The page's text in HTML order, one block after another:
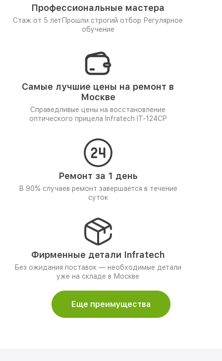
Профессиональные мастера
Стаж от 5 лет Прошли строгий отбор Регулярное
обучение
Самые лучшие цены на ремонт в
Москве
Справедливые цены на восстановление
оптического прицела Infratech IT-124CP
Ремонт за 1 день
В 90% случаев ремонт завершается в течение
суток
Фирменные детали Infratech
Без ожидания поставок — необходимые детали
уже на складе в Москве
Еще преимущества